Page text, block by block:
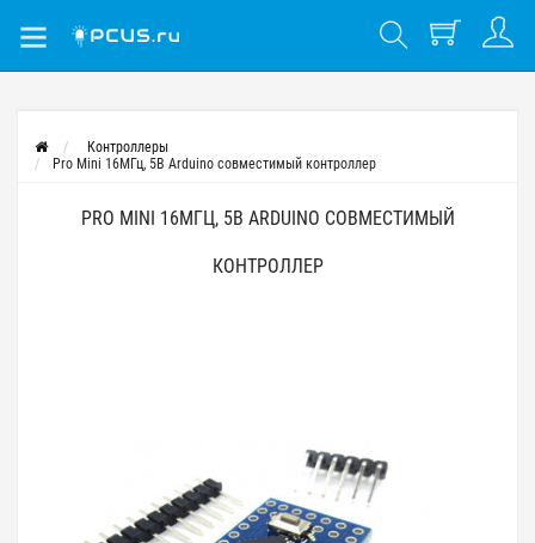
Контроллеры
Pro Mini 16МГц, 5В Arduino совместимый контроллер
PRO MINI 16МГЦ, 5В ARDUINO СОВМЕСТИМЫЙ
КОНТРОЛЛЕР